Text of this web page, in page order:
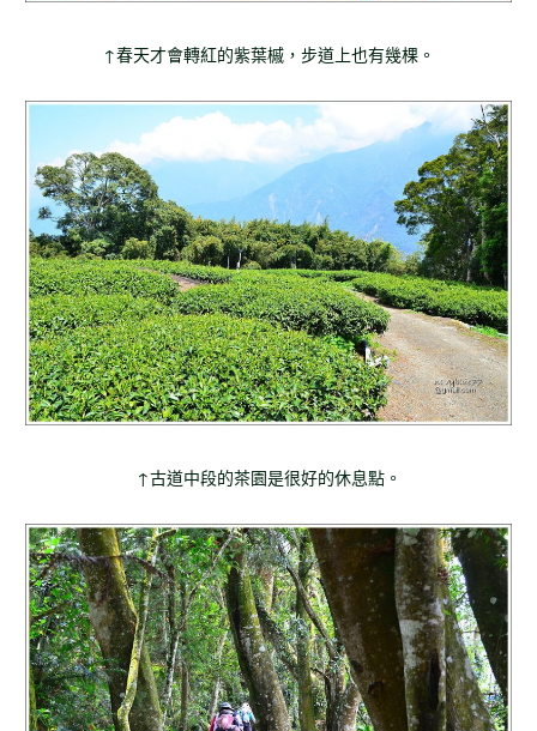
↑春天才會轉紅的紫葉槭，步道上也有幾棵。
↑古道中段的茶園是很好的休息點。